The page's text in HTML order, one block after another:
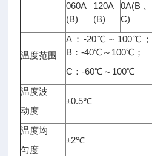
060A
(B)
120A
(B)
0A(B、
C)
温度范围
A：-20℃～100℃；
B：-40℃～100℃；
C：-60℃～100℃
温度波
动度
±0.5℃
温度均
匀度
±2℃